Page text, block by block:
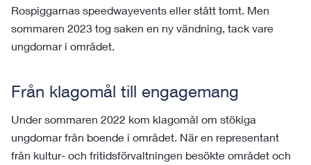
Rospiggarnas speedwayevents eller stått tomt. Men
sommaren 2023 tog saken en ny vändning, tack vare
ungdomar i området.
Från klagomål till engagemang
Under sommaren 2022 kom klagomål om stökiga
ungdomar från boende i området. När en representant
från kultur- och fritidsförvaltningen besökte området och